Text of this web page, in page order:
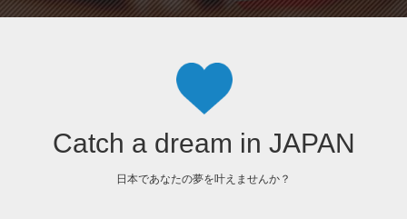
Catch a dream in JAPAN
日本であなたの夢を叶えませんか？